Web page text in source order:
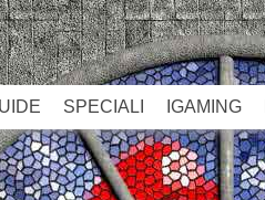
SPECIALI IGAMING